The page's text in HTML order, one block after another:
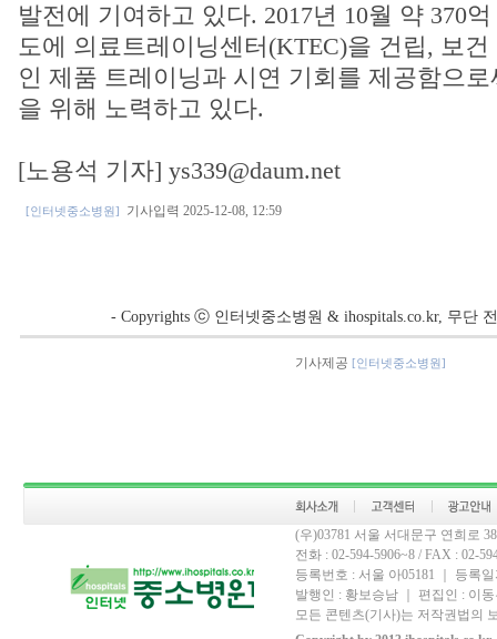
발전에 기여하고 있다. 2017년 10월 약 370
도에 의료트레이닝센터(KTEC)을 건립, 보
인 제품 트레이닝과 시연 기회를 제공함으
을 위해 노력하고 있다.
[노용석 기자] ys339@daum.net
[인터넷중소병원] 기사입력 2025-12-08, 12:59
- Copyrights ⓒ 인터넷중소병원 & ihospitals.co.kr, 무단
기사제공 [인터넷중소병원]
(우)03781 서울 서대문구 연희로
전화 : 02-594-5906~8 / FAX : 02-
등록번호 : 서울 아05181 ｜ 등록
발행인 : 황보승남 ｜ 편집인 : 이
모든 콘텐츠(기사)는 저작권법의